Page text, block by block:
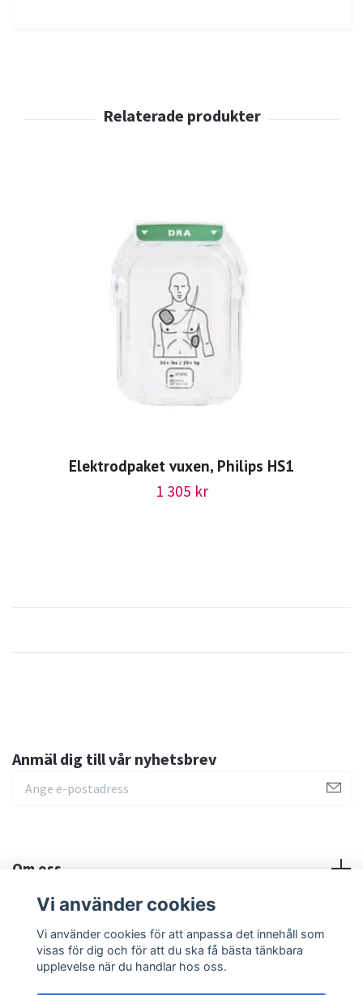
Elektrodpaket vuxen, Philips HS1
1 305 kr
Anmäl dig till vår nyhetsbrev
Om oss
Sociala medier
Vi använder cookies
Vi använder cookies för att anpassa det innehåll som
visas för dig och för att du ska få bästa tänkbara
upplevelse när du handlar hos oss.